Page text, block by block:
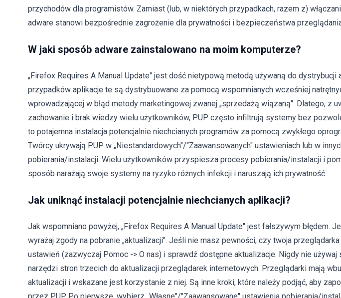
przychodów dla programistów. Zamiast (lub, w niektórych przypadkach, razem z)
adware stanowi bezpośrednie zagrożenie dla prywatności i bezpieczeństwa
W jaki sposób adware zainstalowano na moim komputerze?
„Firefox Requires A Manual Update" jest dość nietypową metodą używaną do dystrybucji
przypadków aplikacje te są dystrybuowane za pomocą wspomnianych wcześniej
wprowadzającej w błąd metody marketingowej zwanej „sprzedażą wiązaną". Dlatego, z
zachowanie i brak wiedzy wielu użytkowników, PUP często infiltrują systemy bez
to potajemna instalacja potencjalnie niechcianych programów za pomocą zwykłego
Twórcy ukrywają PUP w „Niestandardowych"/"Zaawansowanych" ustawieniach lub w
pobierania/instalacji. Wielu użytkowników przyspiesza procesy pobierania/instalacji i
sposób narażają swoje systemy na ryzyko różnych infekcji i naruszają ich prywatność.
Jak uniknąć instalacji potencjalnie niechcianych aplikacji?
Jak wspomniano powyżej, „Firefox Requires A Manual Update" jest fałszywym błędem.
wyrażaj zgody na pobranie „aktualizacji". Jeśli nie masz pewności, czy twoja
ustawień (zazwyczaj Pomoc -> O nas) i sprawdź dostępne aktualizacje. Nigdy nie używaj
narzędzi stron trzecich do aktualizacji przeglądarek internetowych. Przeglądarki mają
aktualizacji i wskazane jest korzystanie z niej. Są inne kroki, które należy podjąć, aby